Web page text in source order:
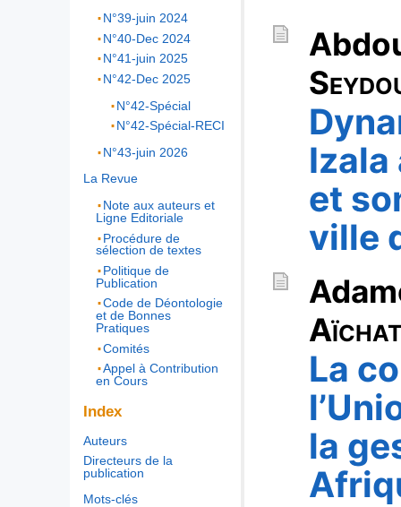
Izala
et
ville
La
la
N°39-juin 2024
N°40-Dec 2024
N°41-juin 2025
N°42-Dec 2025
N°42-Spécial
N°42-Spécial-RECI
N°43-juin 2026
La Revue
Note aux auteurs et
Ligne Editoriale
Procédure de
sélection de textes
Politique de
Publication
Code de Déontologie
et de Bonnes
Pratiques
Comités
Appel à Contribution
en Cours
Index
Auteurs
Directeurs de la
publication
Mots-clés